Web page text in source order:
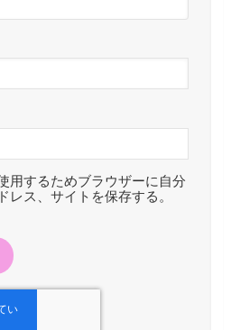
用するためブラウザーに自分
レス、サイトを保存する。